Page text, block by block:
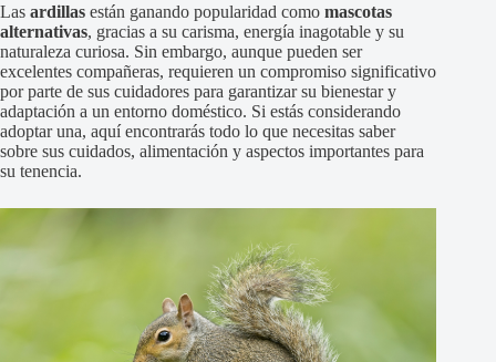
Las ardillas están ganando popularidad como mascotas
alternativas, gracias a su carisma, energía inagotable y su
naturaleza curiosa. Sin embargo, aunque pueden ser
excelentes compañeras, requieren un compromiso significativo
por parte de sus cuidadores para garantizar su bienestar y
adaptación a un entorno doméstico. Si estás considerando
adoptar una, aquí encontrarás todo lo que necesitas saber
sobre sus cuidados, alimentación y aspectos importantes para
su tenencia.